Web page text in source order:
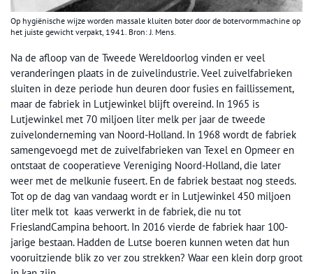
Op hygiënische wijze worden massale kluiten boter door de botervormmachine op
het juiste gewicht verpakt, 1941. Bron: J. Mens.
Na de afloop van de Tweede Wereldoorlog vinden er veel
veranderingen plaats in de zuivelindustrie. Veel zuivelfabrieken
sluiten in deze periode hun deuren door fusies en faillissement,
maar de fabriek in Lutjewinkel blijft overeind. In 1965 is
Lutjewinkel met 70 miljoen liter melk per jaar de tweede
zuivelonderneming van Noord-Holland. In 1968 wordt de fabriek
samengevoegd met de zuivelfabrieken van Texel en Opmeer en
ontstaat de cooperatieve Vereniging Noord-Holland, die later
weer met de melkunie fuseert. En de fabriek bestaat nog steeds.
Tot op de dag van vandaag wordt er in Lutjewinkel 450 miljoen
liter melk tot kaas verwerkt in de fabriek, die nu tot
FrieslandCampina behoort. In 2016 vierde de fabriek haar 100-
jarige bestaan. Hadden de Lutse boeren kunnen weten dat hun
vooruitziende blik zo ver zou strekken? Waar een klein dorp groot